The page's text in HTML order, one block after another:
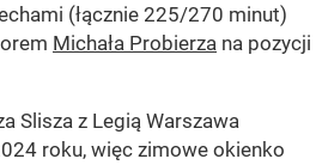
(łącznie 225/270 minut)
Michała Probierza na pozycji
Slisza z Legią Warszawa
roku, więc zimowe okienko